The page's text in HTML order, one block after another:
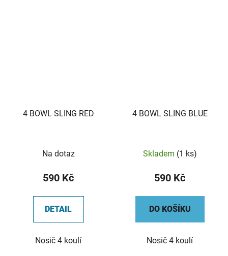
4 BOWL SLING RED
Na dotaz
590 Kč
DETAIL
Nosič 4 koulí
4 BOWL SLING BLUE
Skladem (1 ks)
590 Kč
DO KOŠÍKU
Nosič 4 koulí